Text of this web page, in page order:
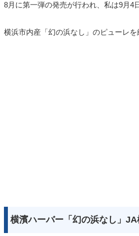
8月に第一弾の発売が行われ、私は9月4
横浜市内産「幻の浜なし」のピューレ
横濱ハーバー「幻の浜なし」JA